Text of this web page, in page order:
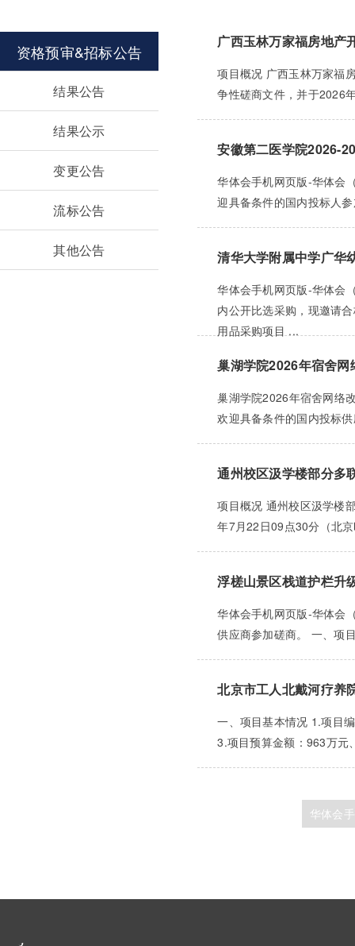
资格预审&招标公告
结果公告
结果公示
变更公告
流标公告
其他公告
广西玉林万家福房地产
项目概况 广西玉林万家福
争性磋商文件，并于2026
安徽第二医学院2026-
华体会手机网页版-华体会
迎具备条件的国内投标人
清华大学附属中学广华
华体会手机网页版-华体会
内公开比选采购，现邀请
用品采购项目 ...
巢湖学院2026年宿舍
巢湖学院2026年宿舍网络
欢迎具备条件的国内投标
通州校区汲学楼部分多
项目概况 通州校区汲学楼
年7月22日09点30分（北
浮槎山景区栈道护栏升
华体会手机网页版-华体会
供应商参加磋商。 一、项
北京市工人北戴河疗养
一、项目基本情况 1.项目
3.项目预算金额：963万元
华体会